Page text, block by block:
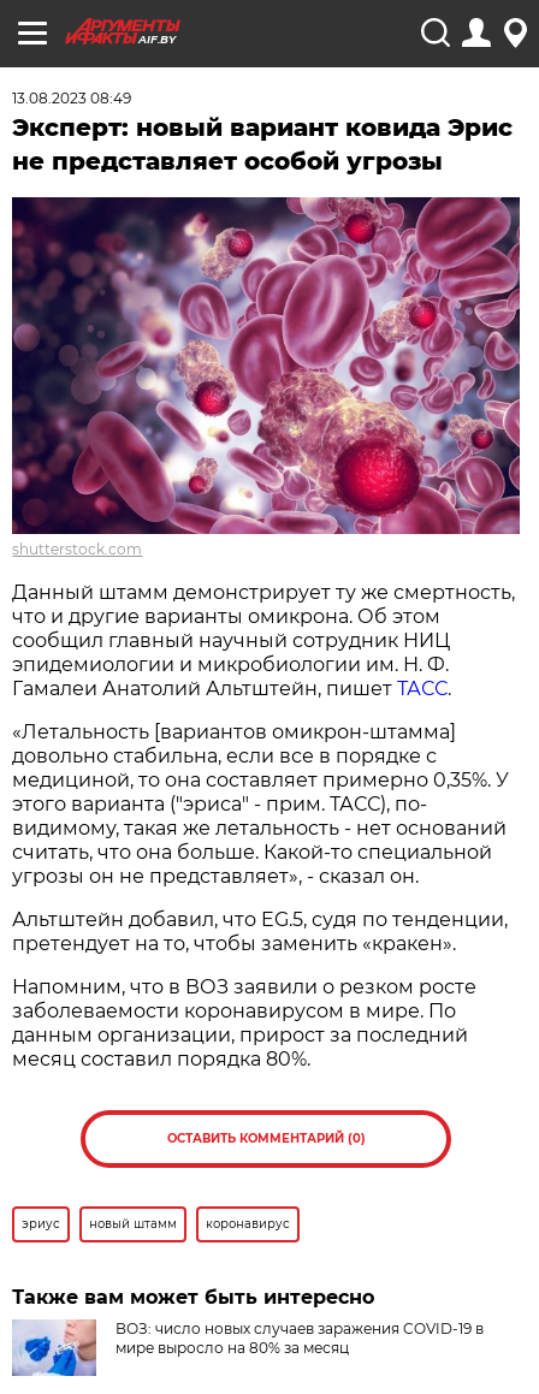
AIF.BY
13.08.2023 08:49
Эксперт: новый вариант ковида Эрис
не представляет особой угрозы
shutterstock.com
Данный штамм демонстрирует ту же смертность,
что и другие варианты омикрона. Об этом
сообщил главный научный сотрудник НИЦ
эпидемиологии и микробиологии им. Н. Ф.
Гамалеи Анатолий Альтштейн, пишетТАСС.
«Летальность [вариантов омикрон-штамма]
довольно стабильна, если все в порядке с
медициной, то она составляет примерно 0,35%. У
этого варианта ("эриса" - прим. ТАСС), по-
видимому, такая же летальность - нет оснований
считать, что она больше. Какой-то специальной
угрозы он не представляет», - сказал он.
Альтштейн добавил, что EG.5, судя по тенденции,
претендует на то, чтобы заменить «кракен».
Напомним, что в ВОЗ заявили о резком росте
заболеваемости коронавирусом в мире. По
данным организации, прирост за последний
месяц составил порядка 80%.
ОСТАВИТЬ КОММЕНТАРИЙ (0)
эриус новый штамм коронавирус
Также вам может быть интересно
ВОЗ: число новых случаев заражения COVID-19 в
мире выросло на 80% за месяц